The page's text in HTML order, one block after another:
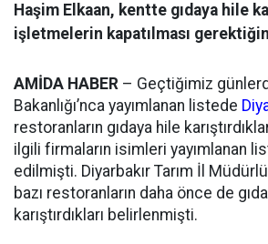
Haşim Elkaan, kentte gıdaya hile
işletmelerin kapatılması
AMİDA HABER – Geçtiğimiz
Bakanlığı’nca yayımlanan listede
restoranların gıdaya hile
ilgili firmaların isimleri yayımlanan
edilmişti. Diyarbakır Tarım İl
bazı restoranların daha önce de
karıştırdıkları belirlenmişti.